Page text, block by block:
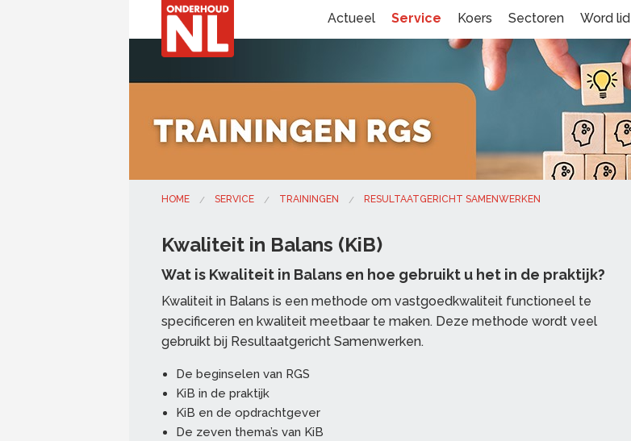
Actueel Service Koers Sectoren Word lid
HOME SERVICE TRAININGEN RESULTAATGERICHT SAMENWERKEN
Kwaliteit in Balans (KiB)
Wat is Kwaliteit in Balans en hoe gebruikt u het in de praktijk?
Kwaliteit in Balans is een methode om vastgoedkwaliteit functioneel te
specificeren en kwaliteit meetbaar te maken. Deze methode wordt veel
gebruikt bij Resultaatgericht Samenwerken.
De beginselen van RGS
KiB in de praktijk
KiB en de opdrachtgever
De zeven thema’s van KiB